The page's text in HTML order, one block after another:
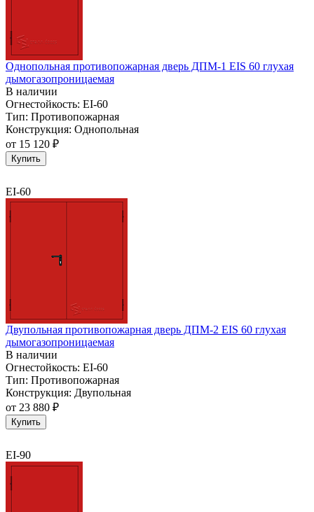
Однопольная противопожарная дверь ДПМ-1 EIS 60 глухая
дымогазопроницаемая
В наличии
Огнестойкость: EI-60
Тип: Противопожарная
Конструкция: Однопольная
от 15 120 ₽
Купить
EI-60
Двупольная противопожарная дверь ДПМ-2 EIS 60 глухая
дымогазопроницаемая
В наличии
Огнестойкость: EI-60
Тип: Противопожарная
Конструкция: Двупольная
от 23 880 ₽
Купить
EI-90